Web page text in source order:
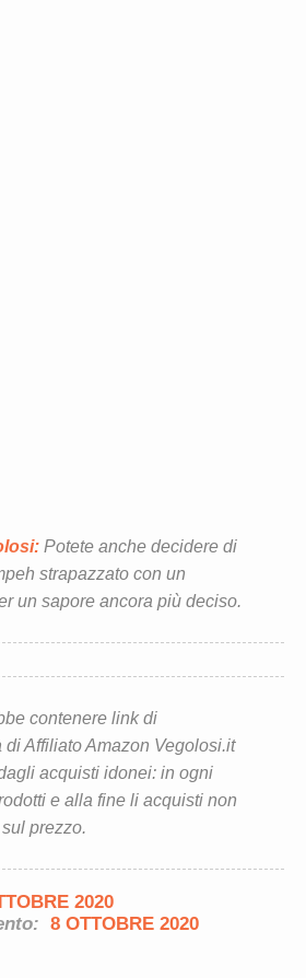
Potete anche decidere di
strapazzato con un
un sapore ancora più deciso.
contenere link di
Affiliato Amazon Vegolosi.it
acquisti idonei: in ogni
e alla fine li acquisti non
prezzo.
2020
8 OTTOBRE 2020